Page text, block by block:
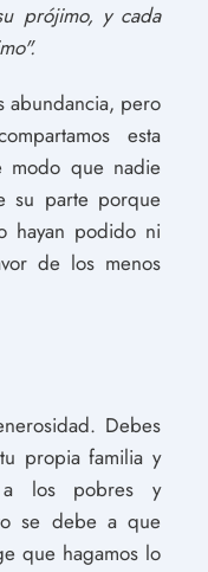
prójimo, y cada
abundancia, pero
esta
modo que nadie
su parte porque
hayan podido ni
de los menos
Debes
propia familia y
a los pobres y
se debe a que
que hagamos lo